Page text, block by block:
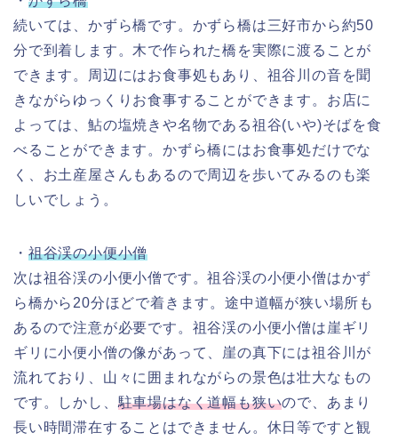
続いては、かずら橋です。かずら橋は三好市から約50
分で到着します。木で作られた橋を実際に渡ることが
できます。周辺にはお食事処もあり、祖谷川の音を聞
きながらゆっくりお食事することができます。お店に
よっては、鮎の塩焼きや名物である祖谷(いや)そばを食
べることができます。かずら橋にはお食事処だけでな
く、お土産屋さんもあるので周辺を歩いてみるのも楽
しいでしょう。
・ 祖谷渓の小便小僧
次は祖谷渓の小便小僧です。祖谷渓の小便小僧はかず
ら橋から20分ほどで着きます。途中道幅が狭い場所も
あるので注意が必要です。祖谷渓の小便小僧は崖ギリ
ギリに小便小僧の像があって、崖の真下には祖谷川が
流れており、山々に囲まれながらの景色は壮大なもの
です。しかし、 駐車場はなく道幅も狭いので、あまり
長い時間滞在することはできません。休日等ですと観